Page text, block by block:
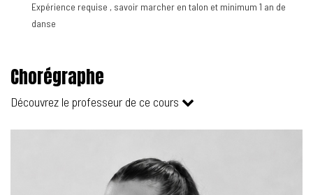
Expérience requise , savoir marcher en talon et minimum 1 an de
danse
Chorégraphe
Découvrez le professeur de ce cours